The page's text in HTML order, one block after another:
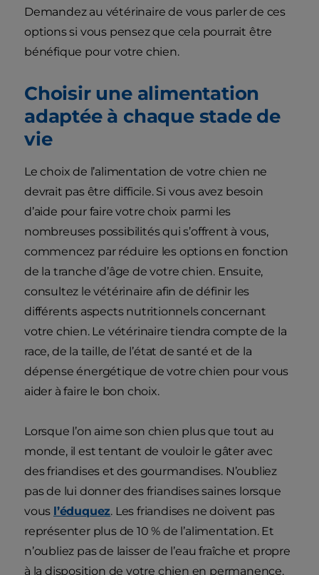
Demandez au vétérinaire de vous parler de ces
options si vous pensez que cela pourrait être
bénéfique pour votre chien.
Choisir une alimentation
adaptée à chaque stade de
vie
Le choix de l’alimentation de votre chien ne
devrait pas être difficile. Si vous avez besoin
d’aide pour faire votre choix parmi les
nombreuses possibilités qui s’offrent à vous,
commencez par réduire les options en fonction
de la tranche d’âge de votre chien. Ensuite,
consultez le vétérinaire afin de définir les
différents aspects nutritionnels concernant
votre chien. Le vétérinaire tiendra compte de la
race, de la taille, de l’état de santé et de la
dépense énergétique de votre chien pour vous
aider à faire le bon choix.
Lorsque l’on aime son chien plus que tout au
monde, il est tentant de vouloir le gâter avec
des friandises et des gourmandises. N’oubliez
pas de lui donner des friandises saines lorsque
vous l’éduquez. Les friandises ne doivent pas
représenter plus de 10 % de l’alimentation. Et
n’oubliez pas de laisser de l’eau fraîche et propre
à la disposition de votre chien en permanence.